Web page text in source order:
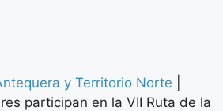
y Territorio Norte
participan en la VII Ruta de la